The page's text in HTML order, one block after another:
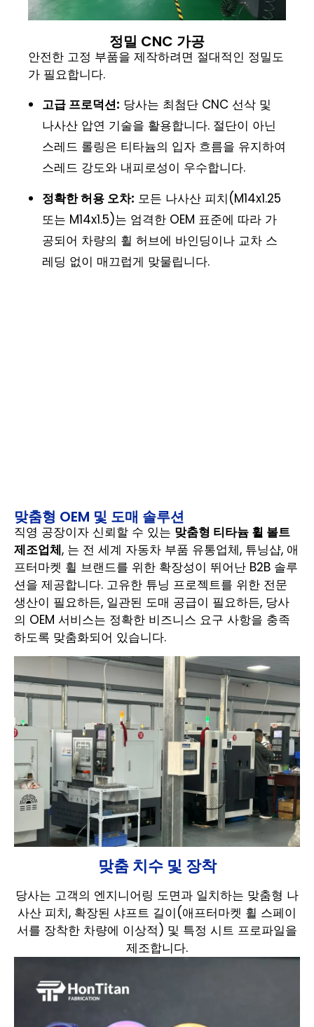
정밀 CNC 가공
안전한 고정 부품을 제작하려면 절대적인 정밀도
가 필요합니다.
고급 프로덕션: 당사는 최첨단 CNC 선삭 및
나사산 압연 기술을 활용합니다. 절단이 아닌
스레드 롤링은 티타늄의 입자 흐름을 유지하여
스레드 강도와 내피로성이 우수합니다.
정확한 허용 오차: 모든 나사산 피치(M14x1.25
또는 M14x1.5)는 엄격한 OEM 표준에 따라 가
공되어 차량의 휠 허브에 바인딩이나 교차 스
레딩 없이 매끄럽게 맞물립니다.
맞춤형 OEM 및 도매 솔루션
직영 공장이자 신뢰할 수 있는 맞춤형 티타늄 휠 볼트
제조업체, 는 전 세계 자동차 부품 유통업체, 튜닝샵, 애
프터마켓 휠 브랜드를 위한 확장성이 뛰어난 B2B 솔루
션을 제공합니다. 고유한 튜닝 프로젝트를 위한 전문
생산이 필요하든, 일관된 도매 공급이 필요하든, 당사
의 OEM 서비스는 정확한 비즈니스 요구 사항을 충족
하도록 맞춤화되어 있습니다.
맞춤 치수 및 장착
당사는 고객의 엔지니어링 도면과 일치하는 맞춤형 나
사산 피치, 확장된 샤프트 길이(애프터마켓 휠 스페이
서를 장착한 차량에 이상적) 및 특정 시트 프로파일을
제조합니다.